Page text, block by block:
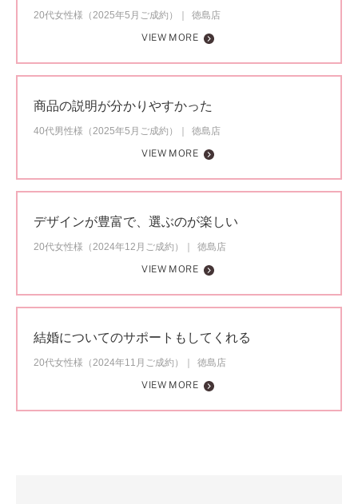
20代女性様（2025年5月ご成約）
徳島店
VIEW MORE
商品の説明が分かりやすかった
40代男性様（2025年5月ご成約）
徳島店
VIEW MORE
デザインが豊富で、選ぶのが楽しい
20代女性様（2024年12月ご成約）
徳島店
VIEW MORE
結婚についてのサポートもしてくれる
20代女性様（2024年11月ご成約）
徳島店
VIEW MORE